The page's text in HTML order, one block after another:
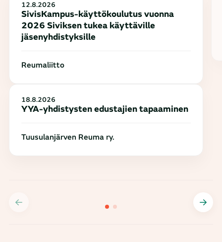
12.8.2026
SivisKampus-käyttökoulutus vuonna
2026 Siviksen tukea käyttäville
jäsenyhdistyksille
Reumaliitto
18.8.2026
YYA-yhdistysten edustajien tapaaminen
Tuusulanjärven Reuma ry.